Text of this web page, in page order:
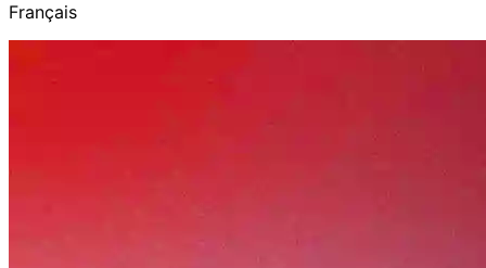
Français